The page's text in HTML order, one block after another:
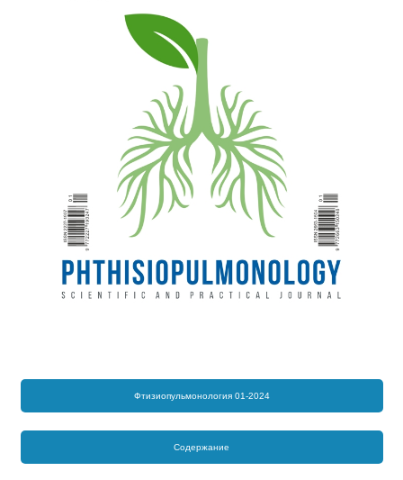
Фтизиопульмонология 01-2024
Содержание